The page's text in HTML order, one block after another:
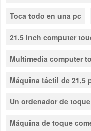
Toca todo en una pc
21.5 inch computer
Multimedia computer
Máquina táctil de 21,5
Un ordenador de
Máquina de toque